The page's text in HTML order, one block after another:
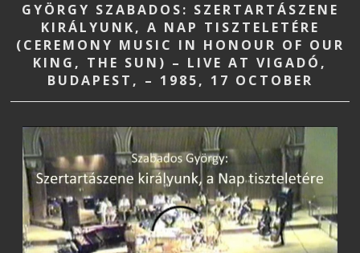
GYÖRGY SZABADOS: SZERTARTÁSZENE
KIRÁLYUNK, A NAP TISZTELETÉRE
(CEREMONY MUSIC IN HONOUR OF OUR
KING, THE SUN) – LIVE AT VIGADÓ,
BUDAPEST, – 1985, 17 OCTOBER